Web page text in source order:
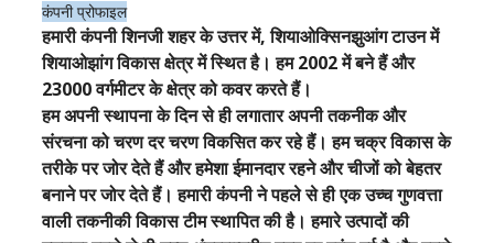
कंपनी प्रोफाइल
हमारी कंपनी शिनजी शहर के उत्तर में, शियाओक्सिनझुआंग टाउन में
शियाओझांग विकास क्षेत्र में स्थित है। हम 2002 में बने हैं और
23000 वर्गमीटर के क्षेत्र को कवर करते हैं।
हम अपनी स्थापना के दिन से ही लगातार अपनी तकनीक और
संरचना को चरण दर चरण विकसित कर रहे हैं। हम चक्र विकास के
तरीके पर जोर देते हैं और हमेशा ईमानदार रहने और चीजों को बेहतर
बनाने पर जोर देते हैं। हमारी कंपनी ने पहले से ही एक उच्च गुणवत्ता
वाली तकनीकी विकास टीम स्थापित की है। हमारे उत्पादों की